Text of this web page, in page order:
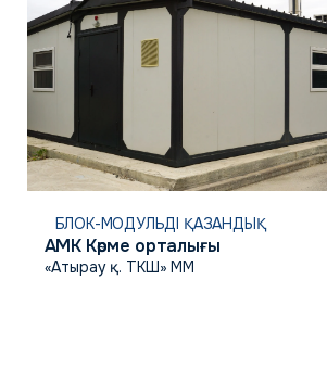
БЛОК-МОДУЛЬДІ ҚАЗАНДЫҚ
АМК Көрме орталығы
«Атырау қ. ТКШ» ММ